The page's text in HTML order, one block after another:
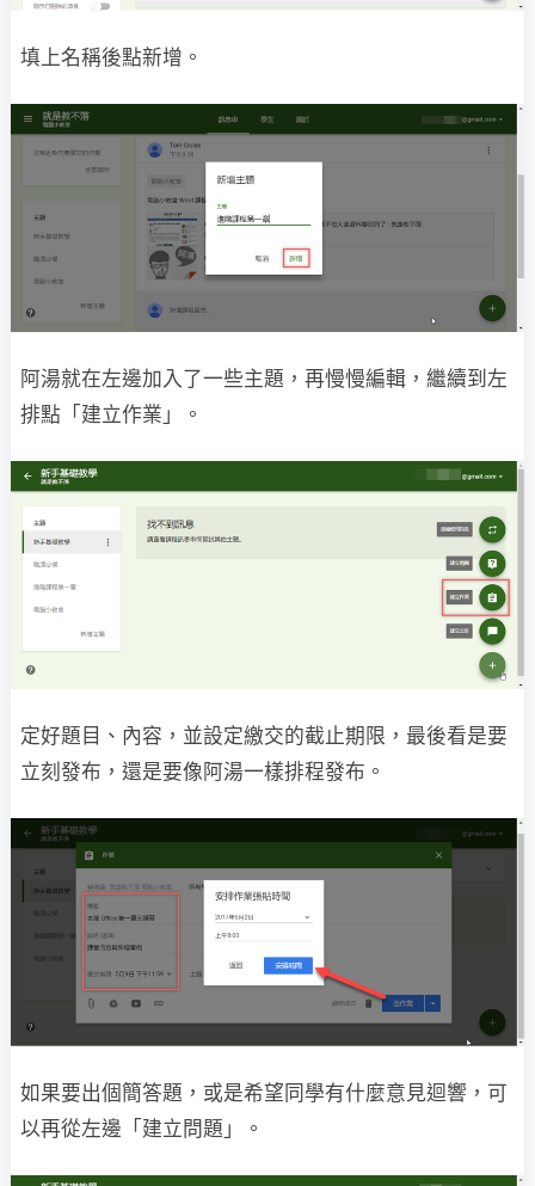
填上名稱後點新增。
阿湯就在左邊加入了一些主題，再慢慢編輯，繼續到左
排點「建立作業」。
定好題目、內容，並設定繳交的截止期限，最後看是要
立刻發布，還是要像阿湯一樣排程發布。
如果要出個簡答題，或是希望同學有什麼意見迴響，可
以再從左邊「建立問題」。